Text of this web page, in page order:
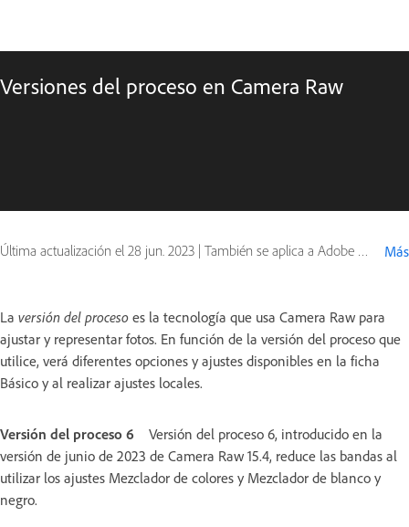
Versiones del proceso en Camera Raw
Última actualización el 28 jun. 2023 | También se aplica a Adobe Camera Raw Más
La versión del proceso es la tecnología que usa Camera Raw para
ajustar y representar fotos. En función de la versión del proceso que
utilice, verá diferentes opciones y ajustes disponibles en la ficha
Básico y al realizar ajustes locales.
Versión del proceso 6
Versión del proceso 6, introducido en la
versión de junio de 2023 de Camera Raw 15.4, reduce las bandas al
utilizar los ajustes Mezclador de colores y Mezclador de blanco y
negro.